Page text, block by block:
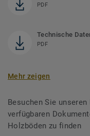
PDF
Technische
PDF
Mehr zeigen
Besuchen Sie
verfügbaren
Holzböden zu finden